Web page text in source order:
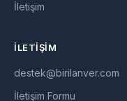
İletişim
İLETIŞIM
destek@birilanver.com
İletişim Formu